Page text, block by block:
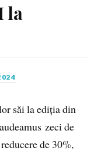
la
săi la ediția din
zeci de
de 30%,